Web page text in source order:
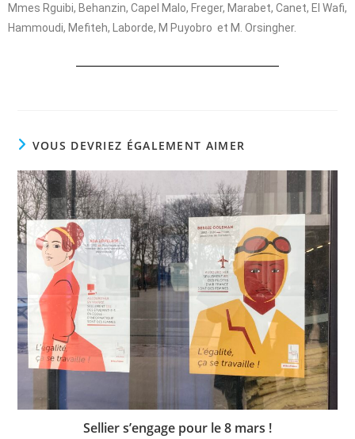
Mmes Rguibi, Behanzin, Capel Malo, Freger, Marabet, Canet, El Wafi,
Hammoudi, Mefiteh, Laborde, M Puyobro et M. Orsingher.
VOUS DEVRIEZ ÉGALEMENT AIMER
Sellier s’engage pour le 8 mars !